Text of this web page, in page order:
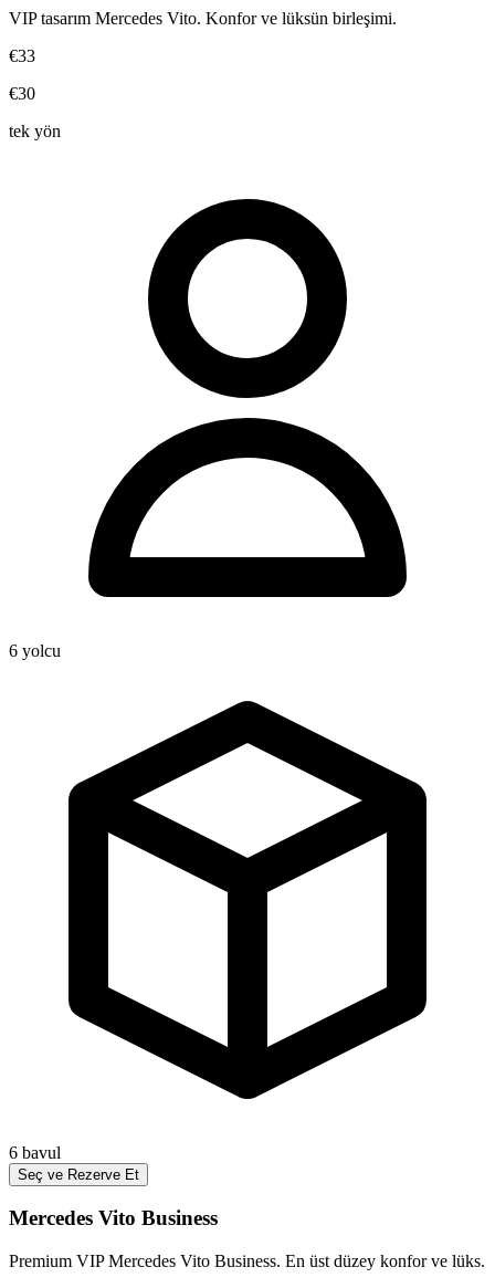
VIP tasarım Mercedes Vito. Konfor ve lüksün birleşimi.
€33
€30
tek yön
6 yolcu
6 bavul
Seç ve Rezerve Et
Mercedes Vito Business
Premium VIP Mercedes Vito Business. En üst düzey konfor ve lüks.